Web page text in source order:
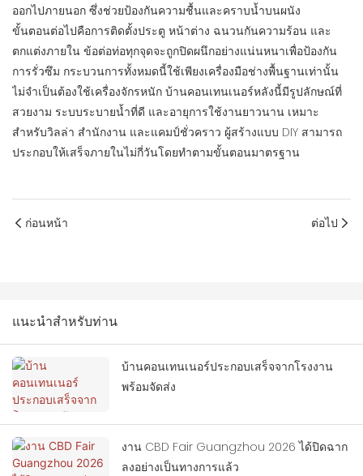
ออกไปภายนอก ซึ่งช่วยป้องกันความชื้นและคราบน้ำบนผนัง
ขั้นตอนต่อไปคือการติดตั้งประตู หน้าต่าง ฉนวนกันความร้อน และ
ตกแต่งภายใน ข้อต่อท่อทุกจุดจะถูกปิดผนึกอย่างแน่นหนาเพื่อป้องกัน
การรั่วซึม กระบวนการทั้งหมดนี้ใช้เพียงเครื่องมือช่างพื้นฐานเท่านั้น
ไม่จำเป็นต้องใช้เครื่องจักรหนัก บ้านคอนเทนเนอร์หลังนี้มีรูปลักษณ์ที่
สวยงาม ระบบระบายน้ำที่ดี และอายุการใช้งานยาวนาน เหมาะ
สำหรับวิลล่า สำนักงาน และแคมป์ชั่วคราว ผู้สร้างแบบ DIY สามารถ
ประกอบให้เสร็จภายในไม่กี่วันโดยทำตามขั้นตอนมาตรฐาน
ก่อนหน้า ต่อไป
แนะนำสำหรับท่าน
บ้านคอนเทนเนอร์ประกอบเสร็จจากโรงงาน
พร้อมจัดส่ง
งาน CBD Fair Guangzhou 2026 ได้ปิดฉาก
ลงอย่างเป็นทางการแล้ว